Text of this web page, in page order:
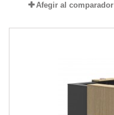
Afegir al comparador